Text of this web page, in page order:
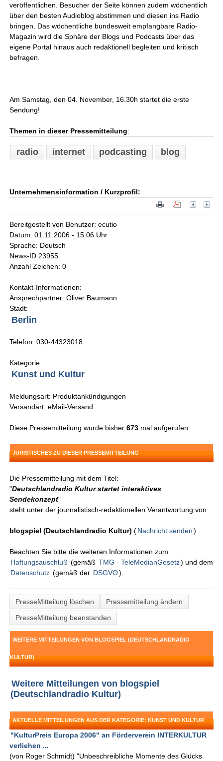
veröffentlichen. Besucher der Seite können zudem wöchentlich
über den besten Audioblog abstimmen und diesen ins Radio
bringen. Das wöchentliche bundesweit empfangbare Radio-
Magazin wird die Sphäre der Blogs und Podcasts über das
eigene Portal hinaus auch redaktionell begleiten und kritisch
befragen.
Am Samstag, den 04. November, 16.30h startet die erste
Sendung!
Themen in dieser Pressemitteilung:
radio internet podcasting blog
Unternehmensinformation / Kurzprofil:
Bereitgestellt von Benutzer: ecutio
Datum: 01.11.2006 - 15:06 Uhr
Sprache: Deutsch
News-ID 23955
Anzahl Zeichen: 0
Kontakt-Informationen:
Ansprechpartner: Oliver Baumann
Stadt:
Berlin
Telefon: 030-44323018
Kategorie:
Kunst und Kultur
Meldungsart: Produktankündigungen
Versandart: eMail-Versand
Diese Pressemitteilung wurde bisher673 mal aufgerufen.
JURISTISCHES ZU DIESER PRESSEMITTEILUNG
Die Pressemitteilung mit dem Titel:
"Deutschlandradio Kultur startet interaktives
Sendekonzept"
steht unter der journalistisch-redaktionellen Verantwortung von
blogspiel (Deutschlandradio Kultur) (Nachricht senden )
Beachten Sie bitte die weiteren Informationen zum
Haftungsauschluß (gemäß TMG - TeleMedianGesetz) und dem
Datenschutz (gemäß der DSGVO).
PresseMitteilung löschen
Pressemitteilung ändern
PresseMitteilung beanstanden
WEITERE MITTEILUNGEN VON BLOGSPIEL (DEUTSCHLANDRADIO
KULTUR)
Weitere Mitteilungen von blogspiel
(Deutschlandradio Kultur)
AKTUELLE MITTEILUNGEN AUS DER KATEGORIE: KUNST UND KULTUR
"KulturPreis Europa 2006" an Förderverein INTERKULTUR
verliehen ...
(von Roger Schmidt) "Unbeschreibliche Momente des Glücks